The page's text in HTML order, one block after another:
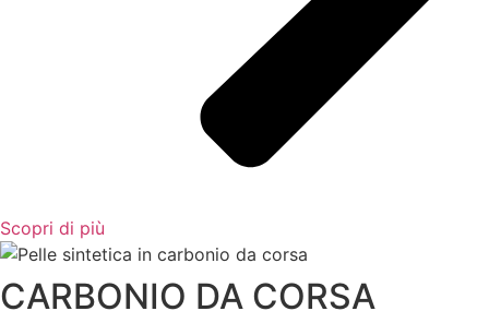
Scopri di più
CARBONIO DA CORSA